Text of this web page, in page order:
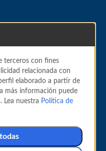
PRECIO
viaje de
terceros con fines
relacionada con
elaborado a partir de
más información puede
Lea nuestra Política de